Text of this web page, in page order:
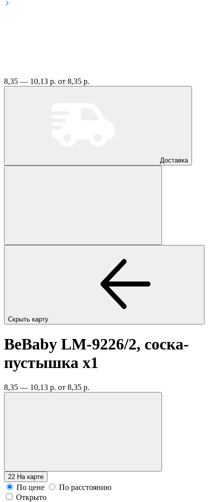
8,35 — 10,13 р. от 8,35 р.
Доставка
Скрыть карту
BeBaby LM-9226/2, соска-
пустышка x1
8,35 — 10,13 р. от 8,35 р.
22 На карте
По цене
По расстоянию
Открыто